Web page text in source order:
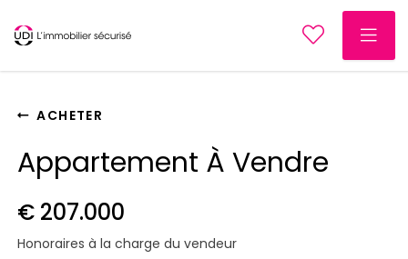
ACHETER
Appartement À Vendre
€ 207.000
Honoraires à la charge du vendeur